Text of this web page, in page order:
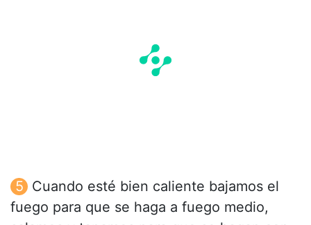
Cuando esté bien caliente bajamos el
fuego para que se haga a fuego medio,